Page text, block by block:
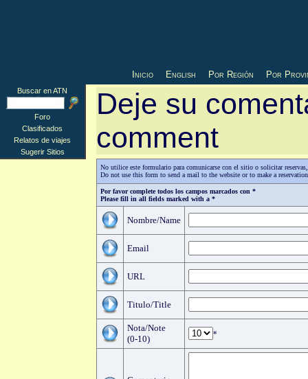
Inicio English Por Región Por
Deje su
comment
No utilice este formulario para comunicarse con el sitio o solicitar
Do not use this form to send a mail to the website or to make a
Por favor complete todos los campos marcados con *
Please fill in all fields marked with a *
Nombre/Name
Email
URL
Titulo/Title
Nota/Note
(0-10)
*
Buscar en ATN
Foro
Clasificados
Relatos de viajes
Sugerir Sitios